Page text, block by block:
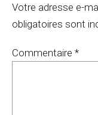
Votre adresse e-
obligatoires sont
Commentaire *